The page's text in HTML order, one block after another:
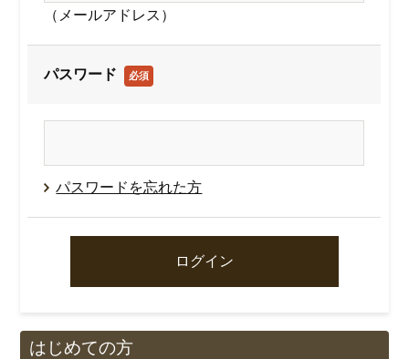
（メールアドレス）
パスワード 必須
パスワードを忘れた方
はじめての方